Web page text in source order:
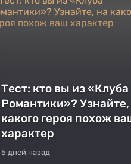
Тест: кто вы из «Клуба
Романтики»? Узнайте,
какого героя похож
характер
5 дней назад